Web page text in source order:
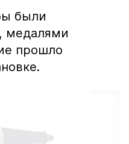
были
медалями
прошло